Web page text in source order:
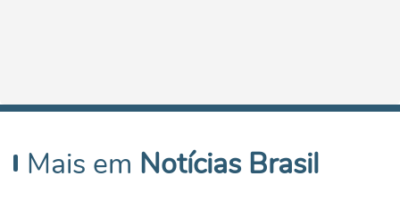
Mais em Notícias Brasil